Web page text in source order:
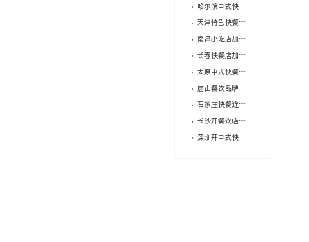
哈尔滨中式快餐加盟吉祥馄饨，你将获得什么？
天津特色快餐店加盟——我与吉祥馄饨的故事
南昌小吃店加盟品牌：一位加盟商的逆袭之路
长春快餐店加盟费用，怎么精打细算？
太原中式快餐，加盟还是单干？
唐山餐饮品牌加盟的注意事项？
石家庄快餐连锁品牌怎么选？供应链能力很重要！
长沙开餐饮店，加盟品牌怎么选？
深圳开中式快餐加盟店怎么省钱？